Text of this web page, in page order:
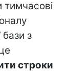
тимчасові
з
строки